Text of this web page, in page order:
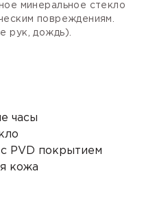
минеральное стекло
повреждениям.
рук, дождь).
часы
PVD покрытием
кожа